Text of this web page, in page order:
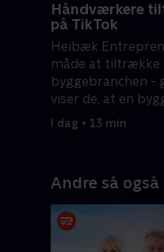
Håndværkere
på TikTok
Heibæk
måde at tiltrække
byggebranchen -
viser de, at en
indeholder
I dag • 13 min
Andre så også